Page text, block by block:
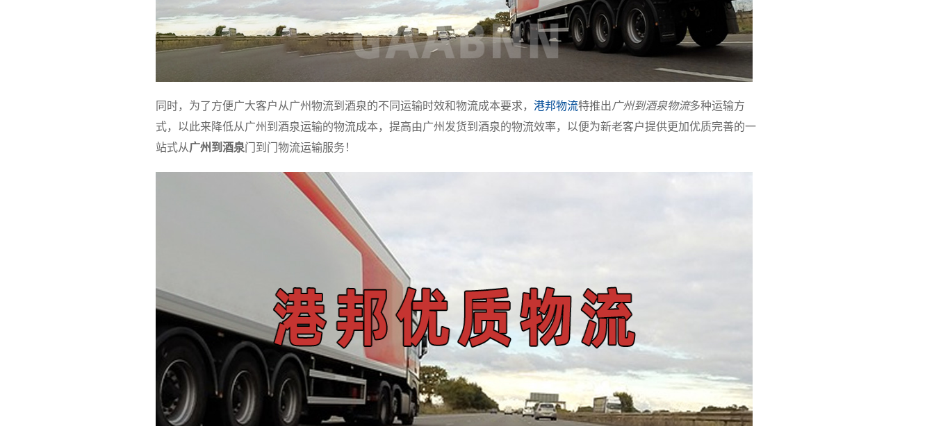
同时，为了方便广大客户从广州物流到酒泉的不同运输时效和物流成本要求， 港邦物流特推出广州到酒泉物流多种运输方
式，以此来降低从广州到酒泉运输的物流成本，提高由广州发货到酒泉的物流效率，以便为新老客户提供更加优质完善的一
站式从广州到酒泉门到门物流运输服务！